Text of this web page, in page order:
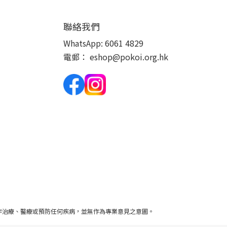
聯絡我們
WhatsApp: 6061 4829
電郵： eshop@pokoi.org.hk
療、醫療或預防任何疾病，並無作為專業意見之意圖。